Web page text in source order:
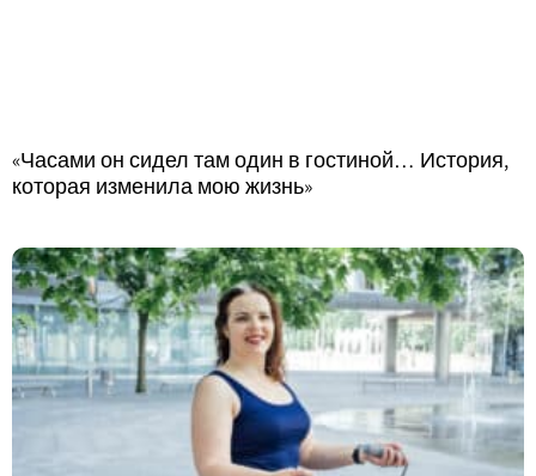
«Часами он сидел там один в гостиной… История,
которая изменила мою жизнь»